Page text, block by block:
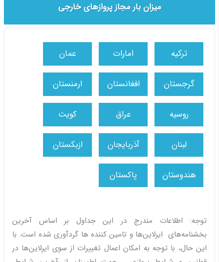
میزان بار مجاز پروازهای خارجی
توجه: اطلاعات مندرج در این جداول بر اساس آخرین
بخشنامه‌های ایرلاین‌ها و تامین کننده ها گردآوری شده است. با
این حال، با توجه به امکان اعمال تغییرات از سوی ایرلاین‌ها در